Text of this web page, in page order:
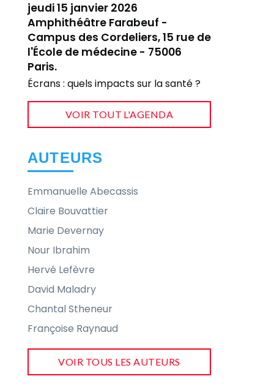
jeudi 15 janvier 2026
Amphithéâtre Farabeuf -
Campus des Cordeliers, 15 rue de
l'École de médecine - 75006
Paris.
Écrans : quels impacts sur la santé ?
VOIR TOUT L'AGENDA
AUTEURS
Emmanuelle Abecassis
Claire Bouvattier
Marie Devernay
Nour Ibrahim
Hervé Lefèvre
David Maladry
Chantal Stheneur
Françoise Raynaud
VOIR TOUS LES AUTEURS